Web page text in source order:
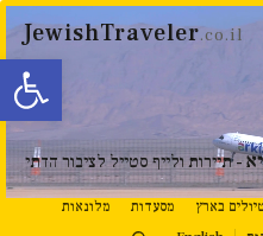
פתח
JewishTraveler.co.il
- תיירות ולייף סטייל לציבור הדתי
בארץ מסעדות
מלונאות